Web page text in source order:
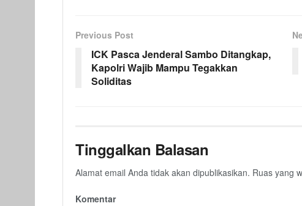
Previous Post
ICK Pasca Jenderal Sambo Ditangkap,
Kapolri Wajib Mampu Tegakkan
Soliditas
Tinggalkan Balasan
Alamat email Anda tidak akan dipublikasikan. Ruas yang
Komentar